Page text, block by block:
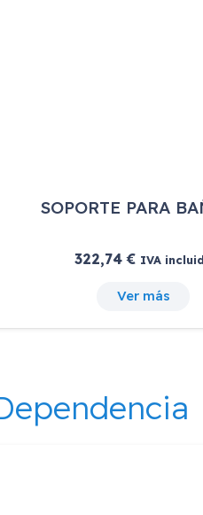
SOPORTE PARA
322,74€ IVA
Ver más